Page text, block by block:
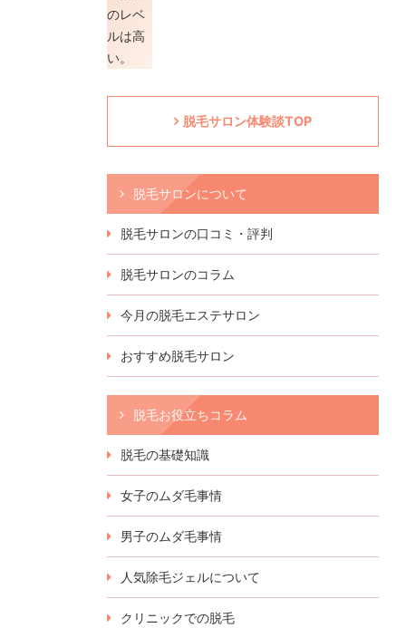
脱毛サロン体験談TOP
脱毛サロンについて
脱毛サロンの口コミ・評判
脱毛サロンのコラム
今月の脱毛エステサロン
おすすめ脱毛サロン
脱毛お役立ちコラム
脱毛の基礎知識
女子のムダ毛事情
男子のムダ毛事情
人気除毛ジェルについて
クリニックでの脱毛